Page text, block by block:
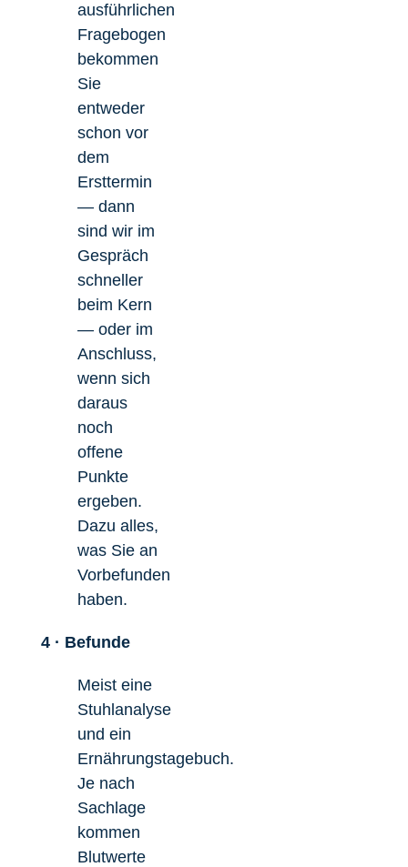
ausführlichen
Fragebogen
bekommen
Sie
entweder
schon vor
dem
Ersttermin
— dann
sind wir im
Gespräch
schneller
beim Kern
— oder im
Anschluss,
wenn sich
daraus
noch
offene
Punkte
ergeben.
Dazu alles,
was Sie an
Vorbefunden
haben.
4 · Befunde
Meist eine
Stuhlanalyse
und ein
Ernährungstagebuch.
Je nach
Sachlage
kommen
Blutwerte